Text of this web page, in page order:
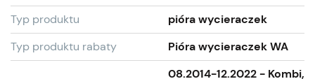
Typ produktu
pióra wycieraczek
Typ produktu rabaty
Pióra wycieraczek WA
08.2014-12.2022 - Kombi,